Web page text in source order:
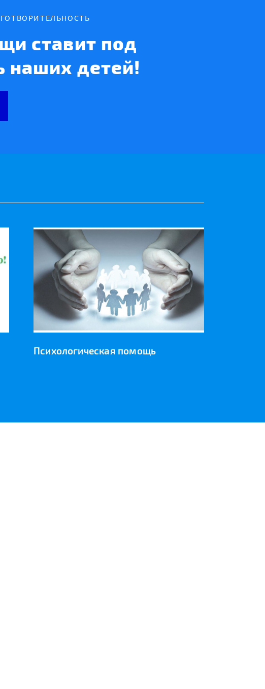
ставит под
наших детей!
Психологическая помощь